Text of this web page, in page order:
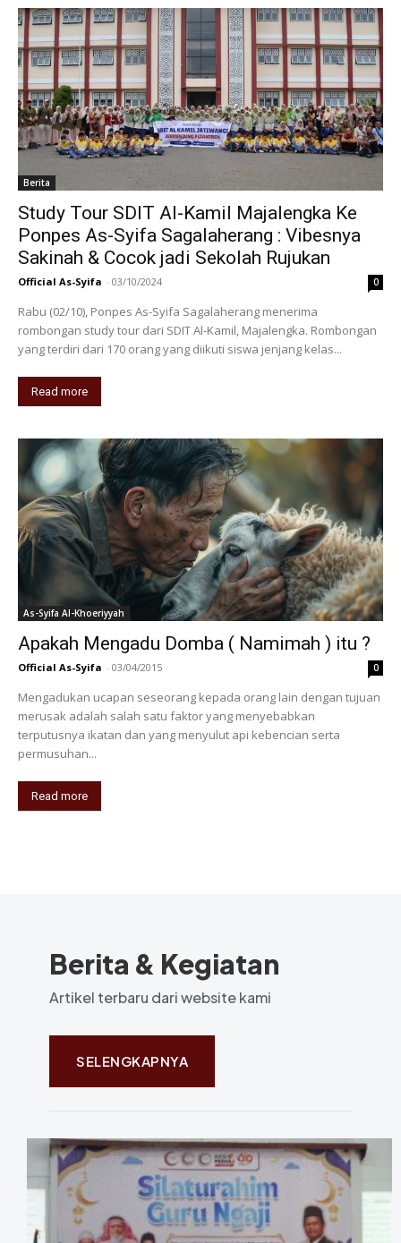
Berita
Study Tour SDIT Al-Kamil Majalengka Ke
Ponpes As-Syifa Sagalaherang : Vibesnya
Sakinah & Cocok jadi Sekolah Rujukan
Official As-Syifa - 03/10/2024 0
Rabu (02/10), Ponpes As-Syifa Sagalaherang menerima
rombongan study tour dari SDIT Al-Kamil, Majalengka. Rombongan
yang terdiri dari 170 orang yang diikuti siswa jenjang kelas...
Read more
As-Syifa Al-Khoeriyyah
Apakah Mengadu Domba ( Namimah ) itu ?
Official As-Syifa - 03/04/2015 0
Mengadukan ucapan seseorang kepada orang lain dengan tujuan
merusak adalah salah satu faktor yang menyebabkan
terputusnya ikatan dan yang menyulut api kebencian serta
permusuhan...
Read more
Berita & Kegiatan
Artikel terbaru dari website kami
SELENGKAPNYA